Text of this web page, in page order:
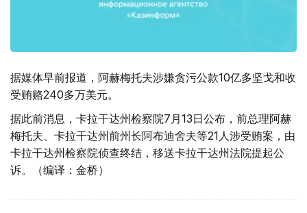
据媒体早前报道，阿赫梅托夫涉嫌贪污公款10亿多坚戈和收
受贿赂240多万美元。
据此前消息，卡拉干达州检察院7月13日公布，前总理阿赫
梅托夫、卡拉干达州前州长阿布迪舍夫等21人涉受贿案，由
卡拉干达州检察院侦查终结，移送卡拉干达州法院提起公
诉。（编译：金桥）